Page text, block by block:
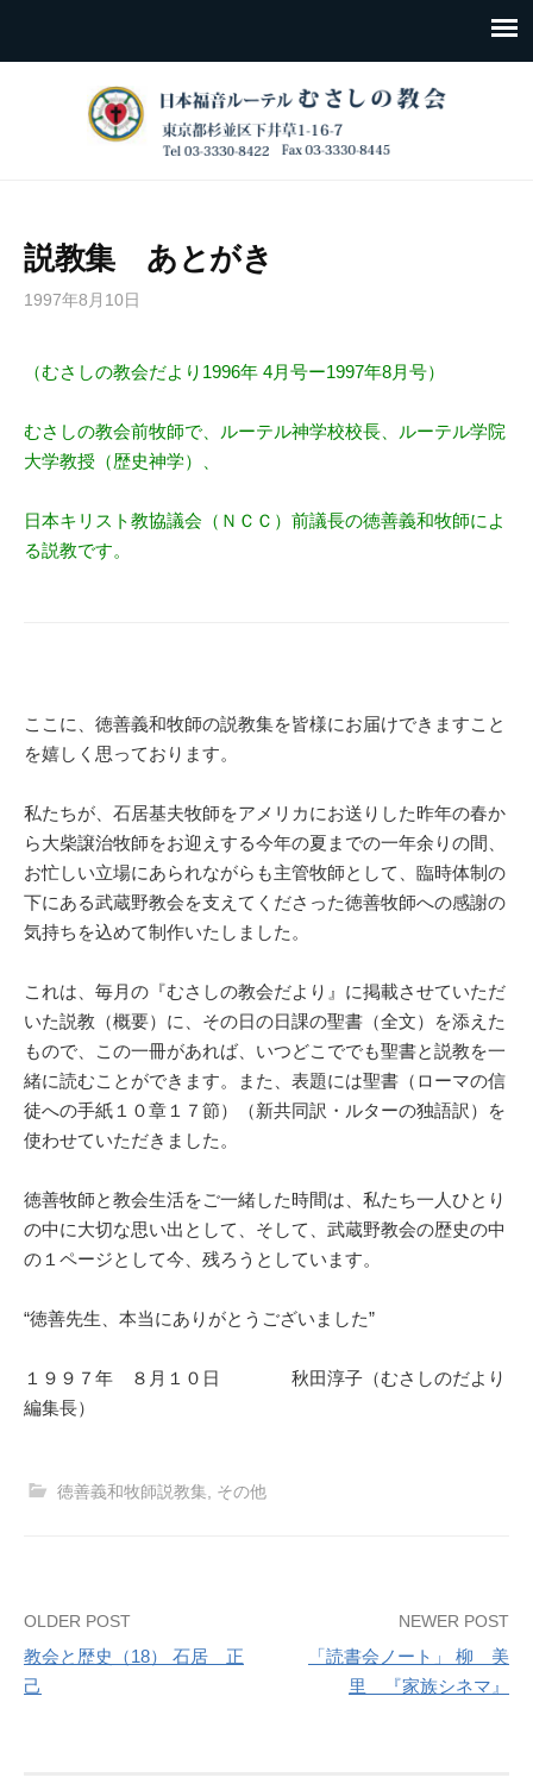
説教集 あとがき
1997年8月10日
（むさしの教会だより1996年 4月号ー1997年8月号）
むさしの教会前牧師で、ルーテル神学校校長、ルーテル学院
大学教授（歴史神学）、
日本キリスト教協議会（ＮＣＣ）前議長の徳善義和牧師によ
る説教です。
ここに、徳善義和牧師の説教集を皆様にお届けできますこと
を嬉しく思っております。
私たちが、石居基夫牧師をアメリカにお送りした昨年の春か
ら大柴譲治牧師をお迎えする今年の夏までの一年余りの間、
お忙しい立場にあられながらも主管牧師として、臨時体制の
下にある武蔵野教会を支えてくださった徳善牧師への感謝の
気持ちを込めて制作いたしました。
これは、毎月の『むさしの教会だより』に掲載させていただ
いた説教（概要）に、その日の日課の聖書（全文）を添えた
もので、この一冊があれば、いつどこででも聖書と説教を一
緒に読むことができます。また、表題には聖書（ローマの信
徒への手紙１０章１７節）（新共同訳・ルターの独語訳）を
使わせていただきました。
徳善牧師と教会生活をご一緒した時間は、私たち一人ひとり
の中に大切な思い出として、そして、武蔵野教会の歴史の中
の１ページとして今、残ろうとしています。
“徳善先生、本当にありがとうございました”
１９９７年 ８月１０日 秋田淳子（むさしのだより
編集長）
徳善義和牧師説教集 その他
Post
navigation
OLDER POST
教会と歴史（18） 石居 正
己
NEWER POST
「読書会ノート」 柳 美
里 『家族シネマ』